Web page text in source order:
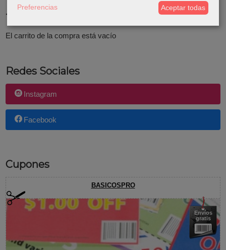
Tu Carrito (0)
El carrito de la compra está vacío
Redes Sociales
Instagram
Facebook
Cupones
BASICOSPRO
Envíos
gratis
Preferencias Aceptar todas